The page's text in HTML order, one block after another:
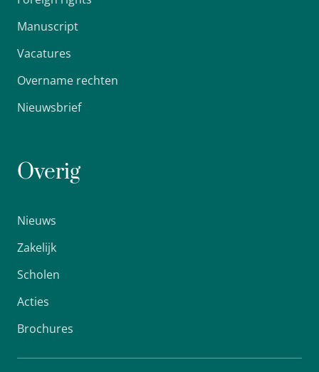
Manuscript
Vacatures
Overname rechten
Nieuwsbrief
Overig
Nieuws
Zakelijk
Scholen
Acties
Brochures